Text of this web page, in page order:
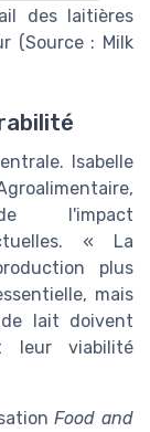
des laitières
(Source : Milk
Isabelle
l'impact
« La
plus
mais
lait doivent
leur viabilité
Food and